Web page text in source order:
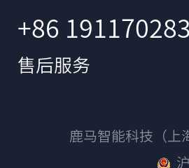
+86
售后服务
鹿马智能科技（